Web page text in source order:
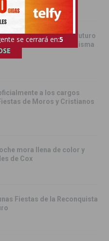
«Orihuela tiene un futuro
remamos en la misma
a los cargos
de Moros y Cristianos
mora llena de color y
de Cox
Fiestas de la Reconquista
se cerrará en:4